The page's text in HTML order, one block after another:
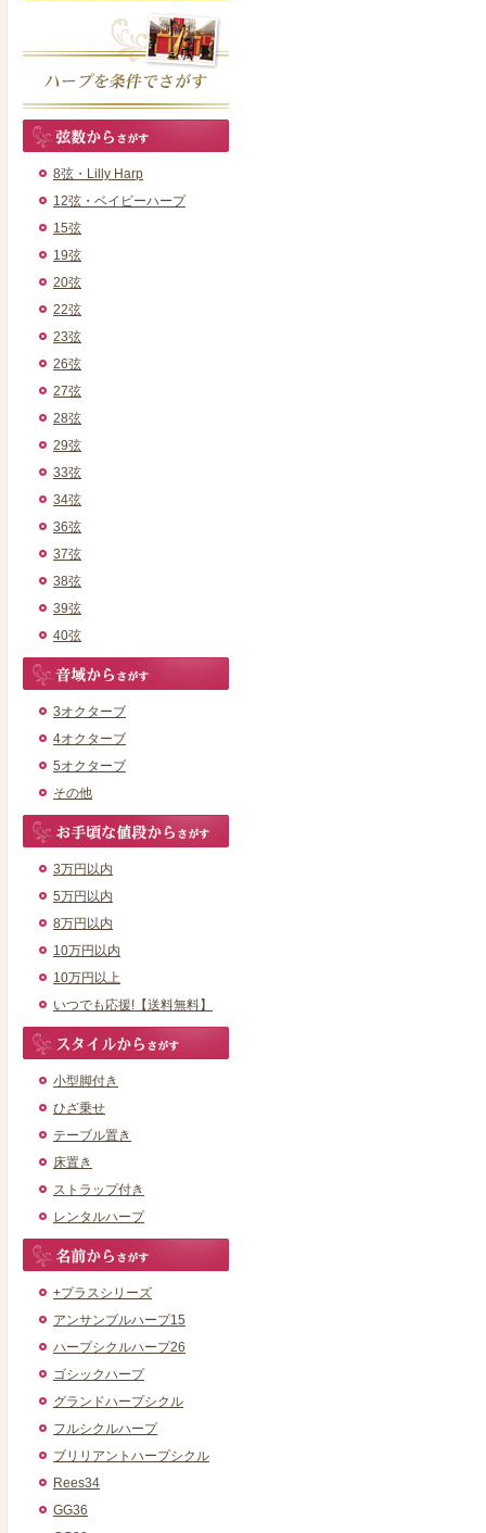
8弦・Lilly Harp
12弦・ベイビーハープ
15弦
19弦
20弦
22弦
23弦
26弦
27弦
28弦
29弦
33弦
34弦
36弦
37弦
38弦
39弦
40弦
3オクターブ
4オクターブ
5オクターブ
その他
3万円以内
5万円以内
8万円以内
10万円以内
10万円以上
いつでも応援!【送料無料】
小型脚付き
ひざ乗せ
テーブル置き
床置き
ストラップ付き
レンタルハープ
+プラスシリーズ
アンサンブルハープ15
ハープシクルハープ26
ゴシックハープ
グランドハープシクル
フルシクルハープ
ブリリアントハープシクル
Rees34
GG36